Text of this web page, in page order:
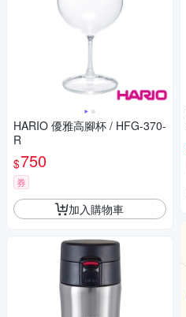
HARIO 優雅高腳杯 / HFG-370-
R
$750
券
加入購物車